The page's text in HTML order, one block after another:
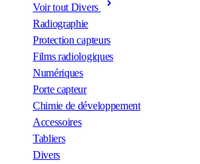
Voir tout Divers
Radiographie
Protection capteurs
Films radiologiques
Numériques
Porte capteur
Chimie de développement
Accessoires
Tabliers
Divers